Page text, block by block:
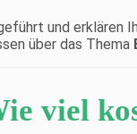
Das-Kit L6B LCD
und der Controller
sorgfältig
höchste Qualität zu
und dem Fahrer
und erklären
über das Thema
viel